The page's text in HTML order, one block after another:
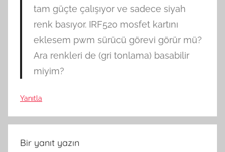
tam güçte çalışıyor ve sadece siyah
renk basıyor. IRF520 mosfet kartını
eklesem pwm sürücü görevi görür mü?
Ara renkleri de (gri tonlama) basabilir
miyim?
Yanıtla
Bir yanıt yazın